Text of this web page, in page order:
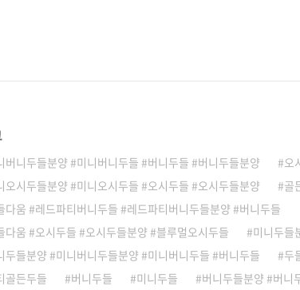
버니두들분양 #미니버니두들 #버니두들 #버니두들분양
오
오시두들분양 #미니오시두들 #오시두들 #오시두들분양
골
다움 #레드파티버니두들 #레드파티버니두들분양 #버니두들
다움 #오시두들 #오시두들분양 #블루멀오시두들
미니두들
두들분양 #미니버니두들분양 #미니버니두들 #버니두들
두
골든두들
버니두들 미니두들
버니두들분양 #버니